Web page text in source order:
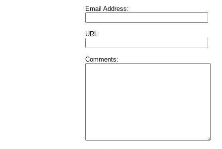
Email Address:
URL:
Comments: